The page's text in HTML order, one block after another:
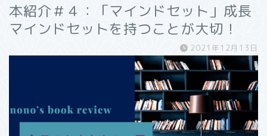
本紹介＃４：「マインドセット」成長
マインドセットを持つことが大切！
2021年12月13日